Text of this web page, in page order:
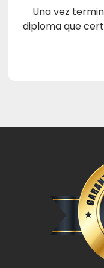
Una vez
diploma que